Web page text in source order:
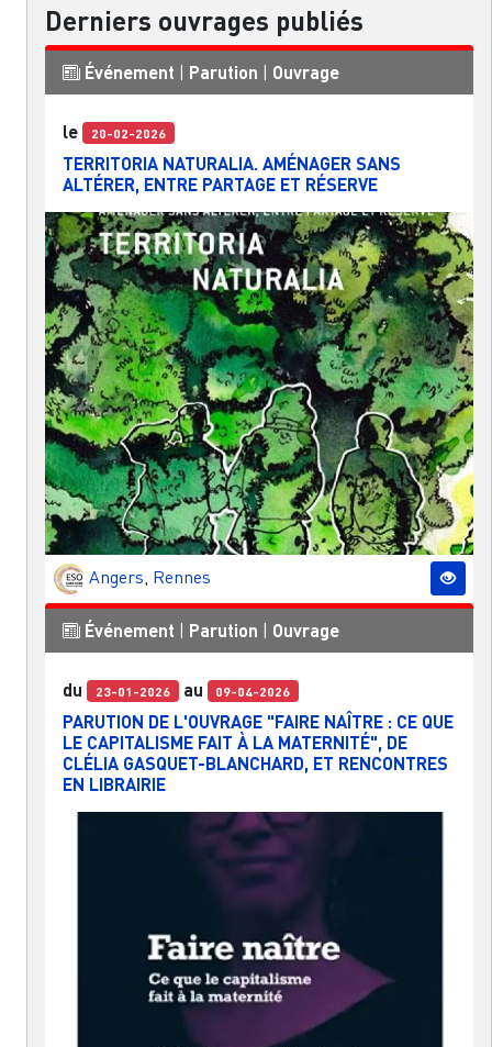
Derniers ouvrages publiés
Événement | Parution | Ouvrage
le 20-02-2026
TERRITORIA NATURALIA. AMÉNAGER SANS
ALTÉRER, ENTRE PARTAGE ET RÉSERVE
Angers, Rennes
Événement Parution Ouvrage
du 23-01-2026 au 09-04-2026
PARUTION DE L'OUVRAGE "FAIRE NAÎTRE : CE QUE
LE CAPITALISME FAIT À LA MATERNITÉ", DE
CLÉLIA GASQUET-BLANCHARD, ET RENCONTRES
EN LIBRAIRIE